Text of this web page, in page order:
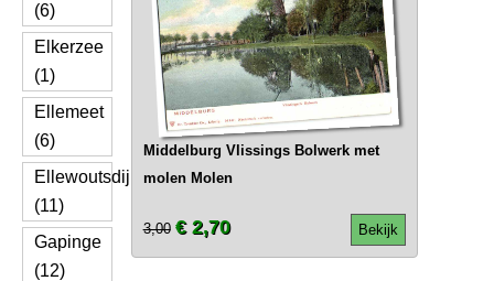
(6)
Elkerzee
(1)
Ellemeet
(6)
Ellewoutsdijk
(11)
Gapinge
(12)
Middelburg Vlissings Bolwerk met
molen Molen
Bekijk
3,00 € 2,70